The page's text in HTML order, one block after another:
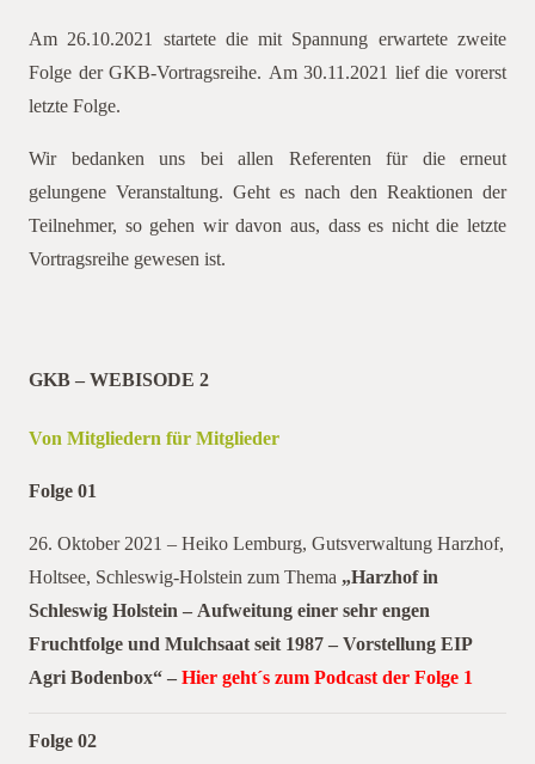
Am 26.10.2021 startete die mit Spannung erwartete zweite
Folge der GKB-Vortragsreihe. Am 30.11.2021 lief die vorerst
letzte Folge.
Wir bedanken uns bei allen Referenten für die erneut
gelungene Veranstaltung. Geht es nach den Reaktionen der
Teilnehmer, so gehen wir davon aus, dass es nicht die letzte
Vortragsreihe gewesen ist.
GKB – WEBISODE 2
Von Mitgliedern für Mitglieder
Folge 01
26. Oktober 2021 – Heiko Lemburg, Gutsverwaltung Harzhof,
Holtsee, Schleswig-Holstein zum Thema „Harzhof in
Schleswig Holstein – Aufweitung einer sehr engen
Fruchtfolge und Mulchsaat seit 1987 – Vorstellung EIP
Agri Bodenbox“ –Hier geht´s zum Podcast der Folge 1
Folge 02